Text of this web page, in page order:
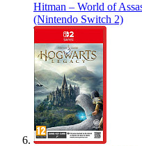
Hitman – World of
(Nintendo Switch 2)